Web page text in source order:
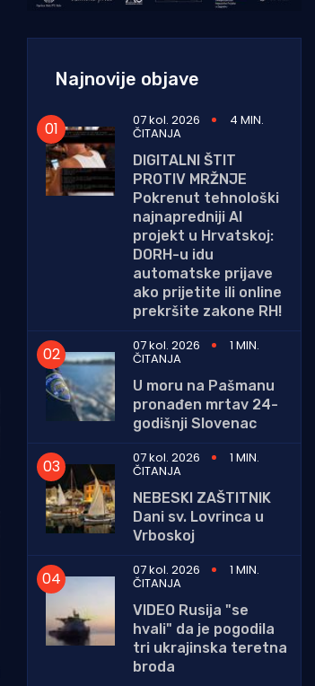
Najnovije objave
07 kol. 2026 4 MIN.
ČITANJA
DIGITALNI ŠTIT
PROTIV MRŽNJE
Pokrenut tehnološki
najnapredniji AI
projekt u Hrvatskoj:
DORH-u idu
automatske prijave
ako prijetite ili online
prekršite zakone RH!
07 kol. 2026
1 MIN.
ČITANJA
U moru na Pašmanu
pronađen mrtav 24-
godišnji Slovenac
07 kol. 2026
1 MIN.
ČITANJA
NEBESKI ZAŠTITNIK
Dani sv. Lovrinca u
Vrboskoj
07 kol. 2026
1 MIN.
ČITANJA
VIDEO Rusija "se
hvali" da je pogodila
tri ukrajinska teretna
broda